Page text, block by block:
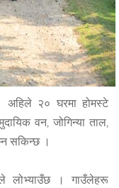
अहिले २० घरमा होमस्टे
वन, जोगिन्या ताल,
सकिन्छ ।
लोभ्याउँछ । गाउँलेहरू